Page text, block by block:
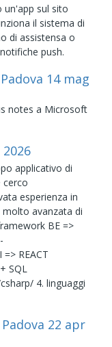
un'app sul sito
il sistema di
di assistensa o
push.
14 mag
notes a Microsoft
2026
applicativo di
cerco
esperienza in
avanzata di
BE =>
REACT
SQL
4. linguaggi
22 apr